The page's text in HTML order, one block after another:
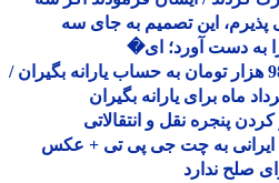
این تصمیم به جای سه
معیشتی2 میلیون و 985 هزار تومان به حساب یارانه بگیران /
برای یارانه بگیران
پنجره نقل و انتقالاتی
به چت جی پی تی + عکس
ندارد